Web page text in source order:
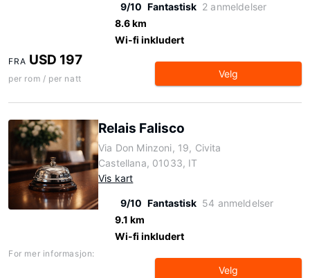
9/10 Fantastisk 2 anmeldelser
8.6 km
Wi-fi inkludert
FRA USD 197
per rom / per natt Velg
Relais Falisco
Via Don Minzoni, 19, Civita
Castellana, 01033, IT
Vis kart
9/10 Fantastisk 54 anmeldelser
9.1 km
Wi-fi inkludert
For mer informasjon:
Velg